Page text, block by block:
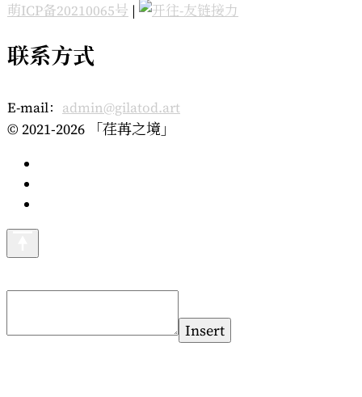
萌ICP备20210065号 |
联系方式
E-mail： admin@gilatod.art
© 2021-2026 「荏苒之境」
Insert